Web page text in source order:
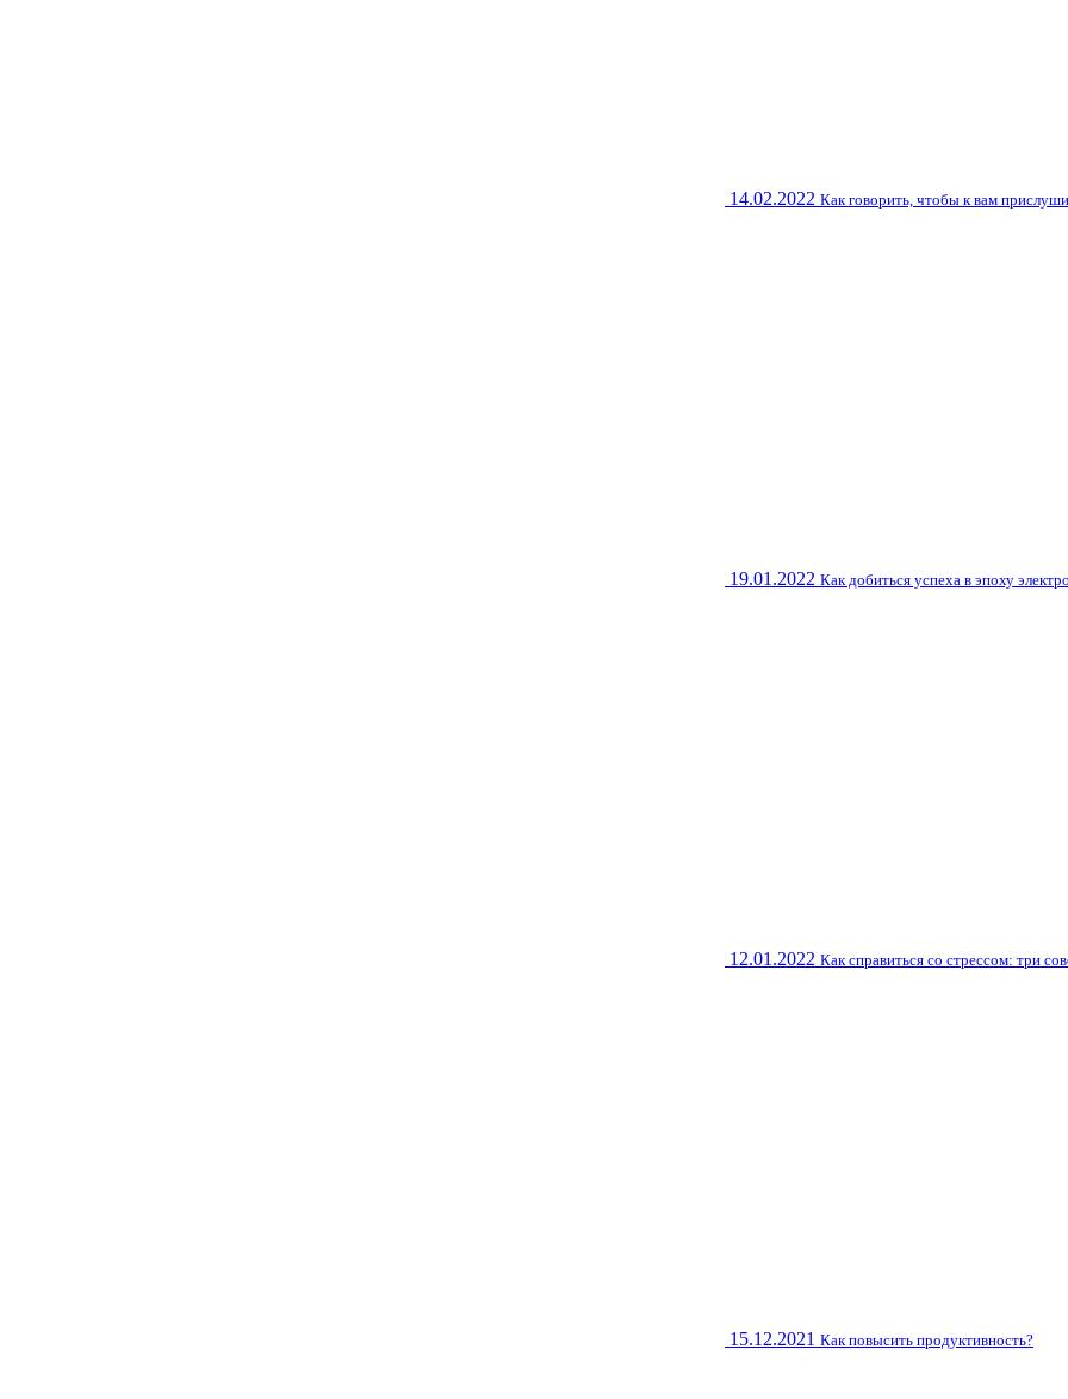
14.02.2022 Как говорить, чтобы к вам
19.01.2022 Как добиться успеха в эпоху
12.01.2022 Как справиться со стрессом: три
15.12.2021 Как повысить продуктивность?